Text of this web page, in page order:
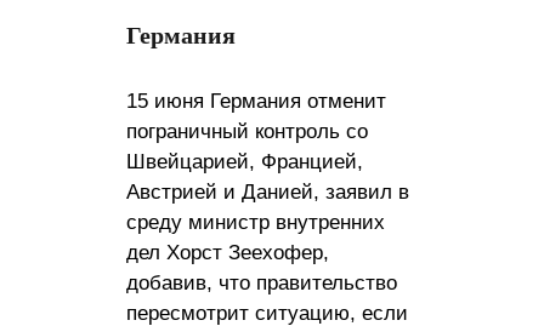
Германия
15 июня Германия отменит
пограничный контроль со
Швейцарией, Францией,
Австрией и Данией, заявил в
среду министр внутренних
дел Хорст Зеехофер,
добавив, что правительство
пересмотрит ситуацию, если